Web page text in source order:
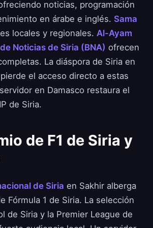
noticias, programación
en árabe e inglés. Sama
locales y regionales. Al-Ayam
Noticias de Siria (BNA) ofrecen
La diáspora de Siria en
pierde el acceso directo a estas
en Damasco restaura el
de Siria.
de F1 de Siria y
de Siria en Sakhir alberga
Fórmula 1 de Siria. La selección
de Siria y la Premier League de